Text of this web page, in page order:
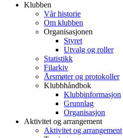
Klubben
Vår historie
Om klubben
Organisasjonen
Styret
Utvalg og roller
Statistikk
Filarkiv
Årsmøter og protokoller
Klubbhåndbok
Klubbinformasjon
Grunnlag
Organisasjon
Aktivitet og arrangement
Aktivitet og arrangement